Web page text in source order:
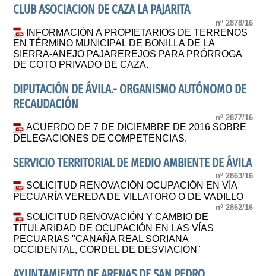
CLUB ASOCIACION DE CAZA LA PAJARITA
nº 2878/16
INFORMACIÓN A PROPIETARIOS DE TERRENOS
EN TÉRMINO MUNICIPAL DE BONILLA DE LA
SIERRA-ANEJO PAJAREREJOS PARA PRÓRROGA
DE COTO PRIVADO DE CAZA.
DIPUTACIÓN DE ÁVILA.- ORGANISMO AUTÓNOMO DE
RECAUDACIÓN
nº 2877/16
ACUERDO DE 7 DE DICIEMBRE DE 2016 SOBRE
DELEGACIONES DE COMPETENCIAS.
SERVICIO TERRITORIAL DE MEDIO AMBIENTE DE ÁVILA
nº 2863/16
SOLICITUD RENOVACIÓN OCUPACIÓN EN VÍA
PECUARÍA VEREDA DE VILLATORO O DE VADILLO
nº 2862/16
SOLICITUD RENOVACIÓN Y CAMBIO DE
TITULARIDAD DE OCUPACIÓN EN LAS VÍAS
PECUARIAS "CANAÑA REAL SORIANA
OCCIDENTAL, CORDEL DE DESVIACIÓN"